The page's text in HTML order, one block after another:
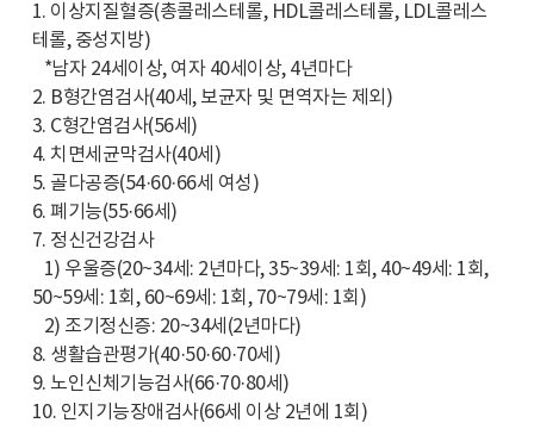
1. 이상지질혈증(총콜레스테롤, HDL콜레스테롤, LDL콜레스
테롤, 중성지방)
*남자 24세이상, 여자 40세이상, 4년마다
2. B형간염검사(40세, 보균자 및 면역자는 제외)
3. C형간염검사(56세)
4. 치면세균막검사(40세)
5. 골다공증(54·60·66세 여성)
6. 폐기능(55·66세)
7. 정신건강검사
1) 우울증(20~34세: 2년마다, 35~39세: 1회, 40~49세: 1회,
50~59세: 1회, 60~69세: 1회, 70~79세: 1회)
2) 조기정신증: 20~34세(2년마다)
8. 생활습관평가(40·50·60·70세)
9. 노인신체기능검사(66·70·80세)
10. 인지기능장애검사(66세 이상 2년에 1회)